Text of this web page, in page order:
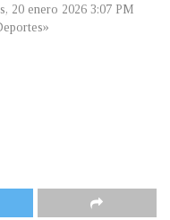
20 enero 2026 3:07 PM